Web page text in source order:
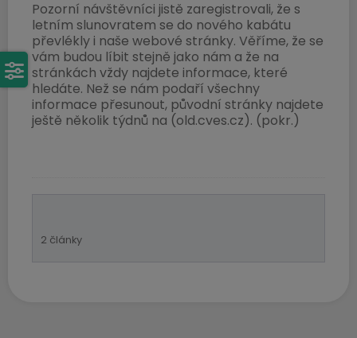
Pozorní návštěvníci jistě zaregistrovali, že s
letním slunovratem se do nového kabátu
převlékly i naše webové stránky. Věříme, že se
vám budou líbit stejně jako nám a že na
stránkách vždy najdete informace, které
hledáte. Než se nám podaří všechny
informace přesunout, původní stránky najdete
ještě několik týdnů na (old.cves.cz). (pokr.)
2 články